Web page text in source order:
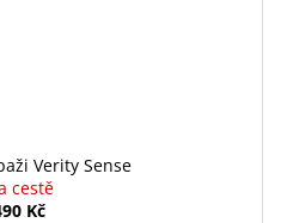
Verity Sense
cestě
Kč